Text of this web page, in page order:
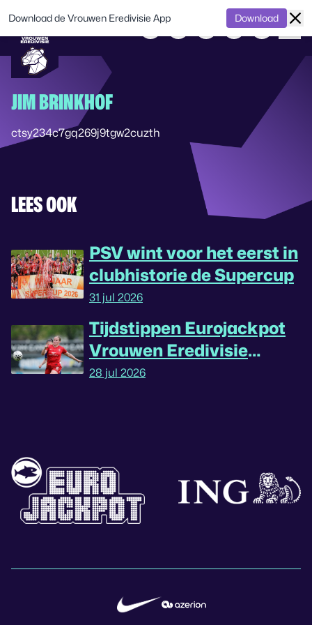
JIM BRINKHOF
ctsy234c7gq269j9tgw2cuzth
LEES OOK
PSV wint voor het eerst in
clubhistorie de Supercup
31 jul 2026
Tijdstippen Eurojackpot
Vrouwen Eredivisie
omgedraaid
28 jul 2026
Download de Vrouwen Eredivisie App Download